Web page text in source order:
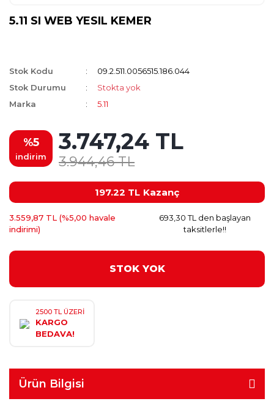
5.11 SI WEB YESIL KEMER
Stok Kodu
09.2.511.0056515.186.044
Stok Durumu
Stokta yok
Marka
5.11
%5
indirim
3.747,24 TL
3.944,46 TL
197.22 TL Kazanç
3.559,87 TL (%5,00 havale
indirimi)
693,30 TL den başlayan
taksitlerle!!
STOK YOK
2500 TL ÜZERİ
KARGO
BEDAVA!
Ürün Bilgisi